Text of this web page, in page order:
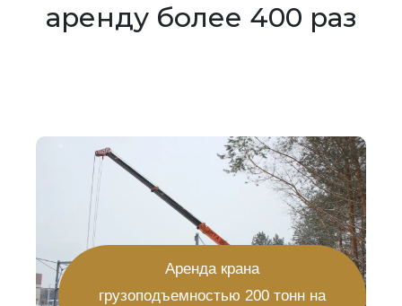
аренду более 400 раз
Аренда крана
грузоподъемностью 200 тонн на